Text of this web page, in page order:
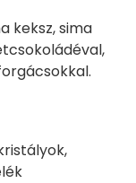
keksz, sima